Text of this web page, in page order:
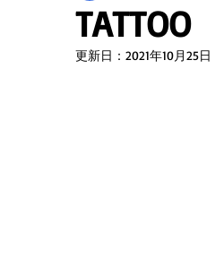
TATTOO
更新日： 2021年10月25日